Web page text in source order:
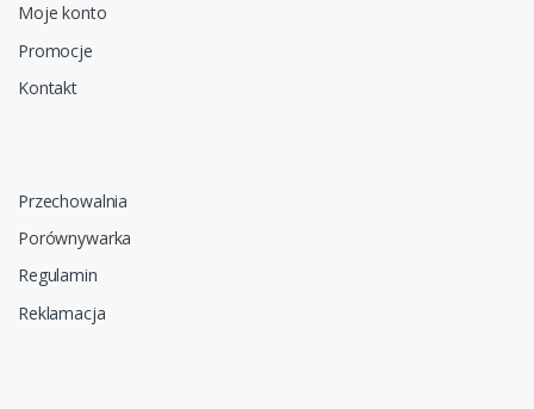
Moje konto
Promocje
Kontakt
Przechowalnia
Porównywarka
Regulamin
Reklamacja